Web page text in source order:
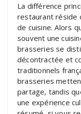
La différence
restaurant réside
de cuisine. Alors
souvent une
brasseries se
décontractée et
traditionnels
brasseries
partage, tandis
une expérience